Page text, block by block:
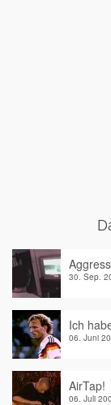
30. Sep.
Ich
06. Juni
AirTap!
06. Juli